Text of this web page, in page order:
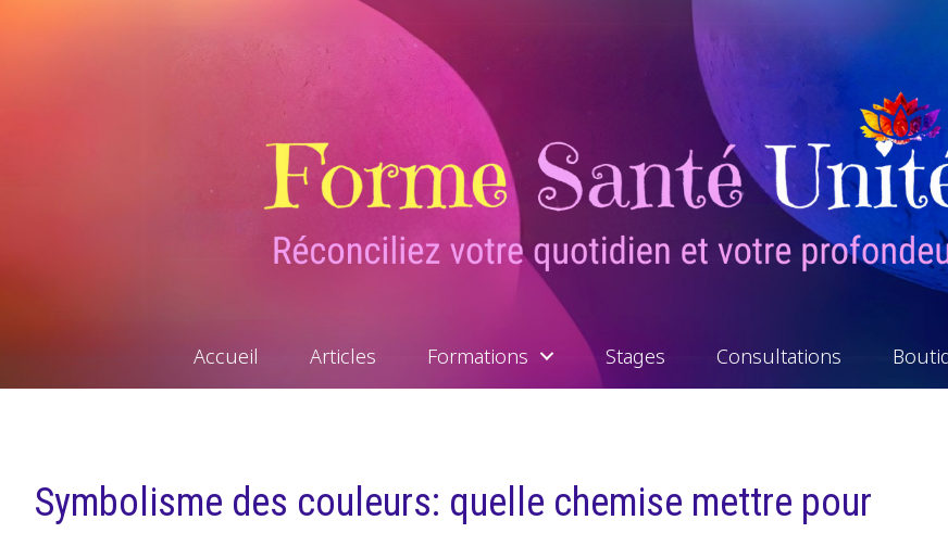
Accueil Articles Formations Stages Consultations
Symbolisme des couleurs: quelle chemise mettre pour